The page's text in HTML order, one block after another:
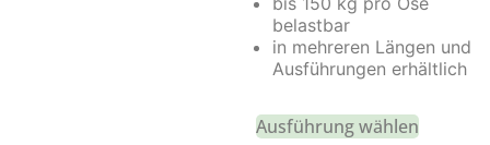
belastbar
in mehreren Längen und
Ausführungen erhältlich
Ausführung wählen